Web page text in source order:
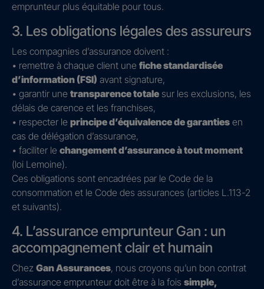
emprunteur plus équitable pour tous.
3. Les obligations légales des assureurs
Les compagnies d’assurance doivent :
• remettre à chaque client une fiche standardisée
d’information (FSI) avant signature,
• garantir une transparence totale sur les exclusions, les
délais de carence et les franchises,
• respecter le principe d’équivalence de garanties en
cas de délégation d’assurance,
• faciliter le changement d’assurance à tout moment
(loi Lemoine).
Ces obligations sont encadrées par le Code de la
consommation et le Code des assurances (articles L.113-2
et suivants).
4. L’assurance emprunteur Gan : un
accompagnement clair et humain
Chez Gan Assurances, nous croyons qu’un bon contrat
d’assurance emprunteur doit être à la fois simple,